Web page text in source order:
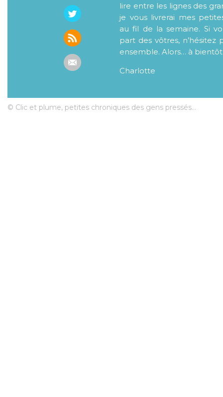
lire entre les lignes des
je vous livrerai mes
au fil de la semaine. Si
part des vôtres, n’hésitez
ensemble. Alors… à bientôt
Charlotte
© Clic et plume, petites chroniques des gens pressés...